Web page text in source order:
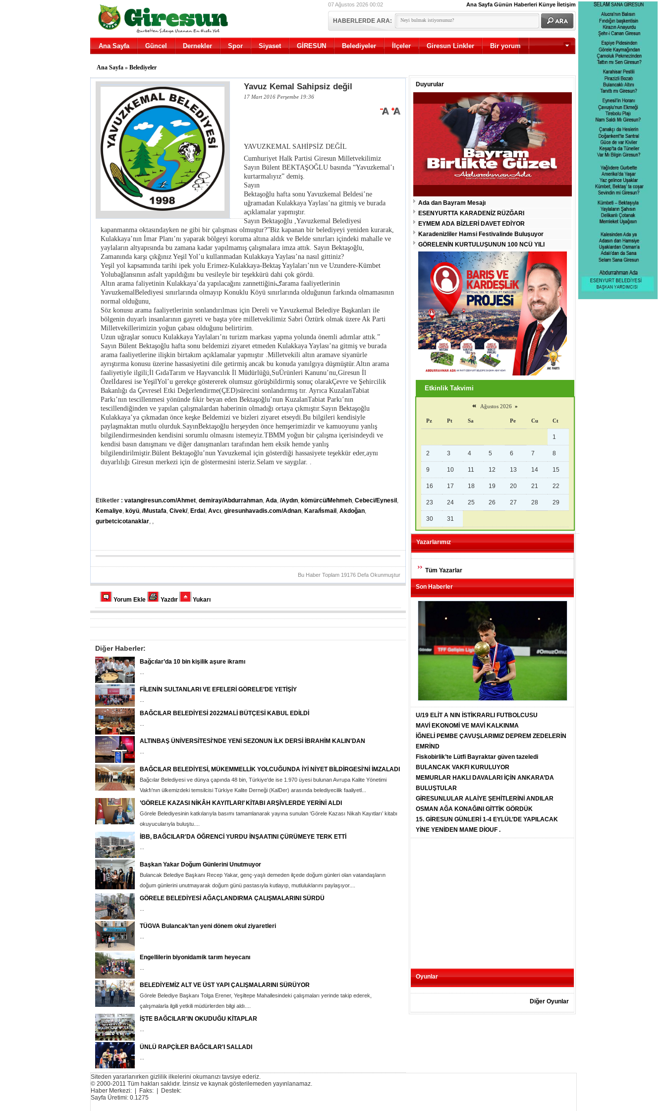
07 Ağustos 2026 00:02 Ana Sayfa Günün Haberleri Künye İletişim
HABERLERDE ARA:
Ana Sayfa Güncel Dernekler Spor Siyaset GİRESUN Belediyeler İlçeler Giresun Linkler Bir yorum
Ana Sayfa » Belediyeler
Yavuz Kemal Sahipsiz değil
17 Mart 2016 Perşembe 19:36
YAVUZKEMAL SAHİPSİZ DEĞİL
Cumhuriyet Halk Partisi Giresun Milletvekilimiz
Sayın Bülent BEKTAŞOĞLU basında “Yavuzkemal’ı
kurtarmalıyız” demiş.
Sayın
Bektaşoğlu hafta sonu Yavuzkemal Beldesi’ne
uğramadan Kulakkaya Yaylası’na gitmiş ve burada
açıklamalar yapmıştır.
Sayın Bektaşoğlu ,Yavuzkemal Belediyesi
kapanmanma oktasındayken ne gibi bir çalışması olmuştur?”Biz kapanan bir belediyeyi yeniden kurarak,
Kulakkaya’nın İmar Planı’nı yaparak bölgeyi koruma altına aldık ve Belde sınırları içindeki mahalle ve
yaylaların altyapısında bu zamana kadar yapılmamış çalışmalara imza attık. Sayın Bektaşoğlu,
Zamanında karşı çıkğınız Yeşil Yol’u kullanmadan Kulakkaya Yaylası’na nasıl gittiniz?
Yeşil yol kapsamında tarihi ipek yolu Erimez-Kulakkaya-Bektaş Yaylaları’nın ve Uzundere-Kümbet
Yolubağlansının asfalt yapıldığını bu vesileyle bir teşekkürü dahi çok gördü.
Altın arama faliyetinin Kulakkaya’da yapılacağını zannettiğiniࢰarama faaliyetlerinin
YavuzkemalBelediyesi sınırlarında olmayıp Konuklu Köyü sınırlarında olduğunun farkında olmamasının
normal olduğunu,
Söz konusu arama faaliyetlerinin sonlandırılması için Dereli ve Yavuzkemal Belediye Başkanları ile
bölgenin duyarlı insanlarının gayreti ve başta yöre milletvekilimiz Sabri Öztürk olmak üzere Ak Parti
Milletvekillerimizin yoğun çabası olduğunu belirtirim.
Uzun uğraşlar sonucu Kulakkaya Yaylaları’nı turizm markası yapma yolunda önemli adımlar attık.”
Sayın Bülent Bektaşoğlu hafta sonu beldemizi ziyaret etmeden Kulakkaya Yaylası’na gitmiş ve burada
arama faaliyetlerine ilişkin birtakım açıklamalar yapmıştır .Milletvekili altın aramave siyanürle
ayrıştırma konusu üzerine hassasiyetini dile getirmiş ancak bu konuda yanılgıya düşmüştür.Altın arama
faaliyetiyle ilgili;İl GıdaTarım ve Hayvancılık İl Müdürlüğü,SuÜrünleri Kanunu’nu,Giresun İl
Özelİdaresi ise YeşilYol’u gerekçe göstererek olumsuz görüşbildirmiş sonuç olarakÇevre ve Şehircilik
Bakanlığı da Çevresel Etki Değerlendirme(ÇED)sürecini sonlandırmış tır. Ayrıca KuzalanTabiat
Parkı’nın tescillenmesi yönünde ﬁkir beyan eden Bektaşoğlu’nun KuzalanTabiat Parkı’nın
tescillendiğinden ve yapılan çalışmalardan haberinin olmadığı ortaya çıkmıştır.Sayın Bektaşoğlu
Kulakkaya’ya çıkmadan önce keşke Beldemizi ve bizleri ziyaret etseydi.Bu bilgileri kendisiyle
paylaşmaktan mutlu olurduk.SayınBektaşoğlu herşeyden önce hemşerimizdir ve kamuoyunu yanlış
bilgilendirmesinden kendisini sorumlu olmasını istemeyiz.TBMM yoğun bir çalışma içerisindeydi ve
kendisi basın danışmanı ve diğer danışmanları tarafından hem eksik hemde yanlış
bilgilendirilmiştir.Bülent Bektaşoğlu’nun Yavuzkemal için gösterdiği hassasiyete teşekkür eder,aynı
duyarlılığı Giresun merkezi için de göstermesini isteriz.Selam ve saygılar. .
Etiketler : vatangiresun.com/Ahmet, demiray/Abdurrahman, Ada, /Aydın, kömürcü/Mehmeh, Cebeci/Eynesil ,
Kemaliye, köyü, /Mustafa, Civek/, Erdal , Avcı, giresunhavadis.com/Adnan, Kara/İsmail , Akdoğan,
gurbetcicotanaklar, ,
Bu Haber Toplam 19176 Defa Okunmuştur
Yorum Ekle Yazdır Yukarı
Diğer Haberler:
Bağcılar’da 10 bin kişilik aşure ikramı
FİLENİN SULTANLARI VE EFELERİ GÖRELE’DE YETİŞİY
BAĞCILAR BELEDİYESİ 2022MALİ BÜTÇESİ KABUL EDİLDİ
ALTINBAŞ ÜNİVERSİTESİ'NDE YENİ SEZONUN İLK DERSİ İBRAHİM KALIN'DAN
...
BAĞCILAR BELEDİYESİ, MÜKEMMELLİK YOLCUĞUNDA İYİ NİYET BİLDİRGESİ'Nİ İMZALADI
Bağcılar Belediyesi ve dünya çapında 48 bin, Türkiye'de ise 1.970 üyesi bulunan Avrupa Kalite Yönetimi
Vakfı'nın ülkemizdeki temsilcisi Türkiye Kalite Derneği (KalDer) arasında belediyecilik faaliyetl...
’GÖRELE KAZASI NİKÂH KAYITLARI’ KİTABI ARŞİVLERDE YERİNİ ALDI
Görele Belediyesinin katkılarıyla basımı tamamlanarak yayına sunulan ‘Görele Kazası Nikah Kayıtları’ kitabı
okuyucularıyla buluştu....
İBB, BAĞCILAR'DA ÖĞRENCİ YURDU İNŞAATINI ÇÜRÜMEYE TERK ETTİ
Başkan Yakar Doğum Günlerini Unutmuyor
Bulancak Belediye Başkanı Recep Yakar, genç-yaşlı demeden ilçede doğum günleri olan vatandaşların
doğum günlerini unutmayarak doğum günü pastasıyla kutlayıp, mutluluklarını paylaşıyor....
GÖRELE BELEDİYESİ AĞAÇLANDIRMA ÇALIŞMALARINI SÜRDÜ
TÜGVA Bulancak’tan yeni dönem okul ziyaretleri
Engellilerin biyonidamik tarım heyecanı
BELEDİYEMİZ ALT VE ÜST YAPI ÇALIŞMALARINI SÜRÜYOR
Görele Belediye Başkanı Tolga Erener, Yeşiltepe Mahallesindeki çalışmaları yerinde takip ederek,
çalışmalarla ilgili yetkili müdürlerden bilgi aldı....
İŞTE BAĞCILAR'IN OKUDUĞU KİTAPLAR
...
ÜNLÜ RAPÇİLER BAĞCILAR'I SALLADI
Duyurular
Ada dan Bayram Mesajı
ESENYURTTA KARADENİZ RÜZĞARI
EYMEM ADA BİZLERİ DAVET EDİYOR
Karadenizliler Hamsi Festivalinde Buluşuyor
GÖRELENİN KURTULUŞUNUN 100 NCÜ YILI
Etkinlik Takvimi
« Ağustos 2026 »
Pz Pt Sa Pe Cu Ct
1
2 3 4 5 6 7 8
9 10 11 12 13 14 15
16 17 18 19 20 21 22
23 24 25 26 27 28 29
30 31
Yazarlarımız
Tüm Yazarlar
Son Haberler
U/19 ELİT A NIN İSTİKRARLI FUTBOLCUSU
MAVİ EKONOMİ VE MAVİ KALKINMA
İĞNELİ PEMBE ÇAVUŞLARIMIZ DEPREM ZEDELERİN
EMRİND
Fiskobirlik’te Lütfi Bayraktar güven tazeledi
BULANCAK VAKFI KURULUYOR
MEMURLAR HAKLI DAVALARI İÇİN ANKARA’DA
BULUŞTULAR
GİRESUNLULAR ALAİYE ŞEHİTLERİNİ ANDILAR
OSMAN AĞA KONAĞINI GİTTİK GÖRDÜK
15. GİRESUN GÜNLERİ 1-4 EYLÜL’DE YAPILACAK
YİNE YENİDEN MAME DİOUF .
Oyunlar
Diğer Oyunlar
Siteden yararlanırken gizlilik ilkelerini okumanızı tavsiye ederiz.
© 2000-2011 Tüm hakları saklıdır. İzinsiz ve kaynak gösterilemeden yayınlanamaz.
Haber Merkezi: | Faks: | Destek:
Sayfa Üretimi: 0.1275